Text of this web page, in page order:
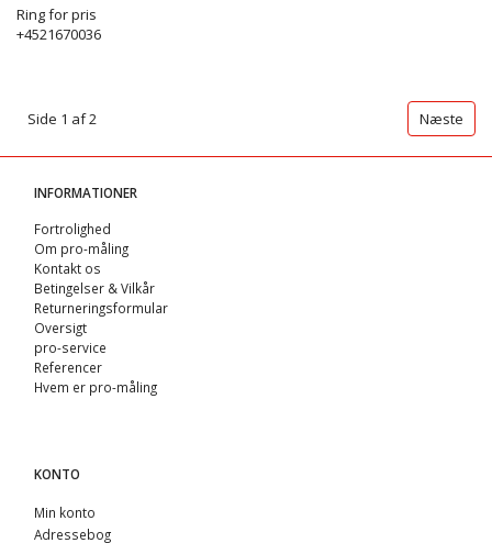
Ring for pris
+4521670036
Side 1 af 2 Næste
INFORMATIONER
Fortrolighed
Om pro-måling
Kontakt os
Betingelser & Vilkår
Returneringsformular
Oversigt
pro-service
Referencer
Hvem er pro-måling
KONTO
Min konto
Adressebog